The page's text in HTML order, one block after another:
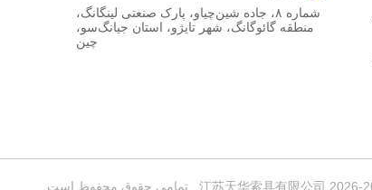
شماره ۸، جاده شین‌چیاو، پارک صنعتی لینگانگ،
منطقه گائوگانگ، شهر تایژو، استان جیانگ‌سو،
چین